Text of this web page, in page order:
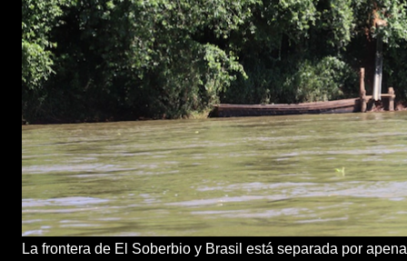
La frontera de El Soberbio y Brasil está separada por